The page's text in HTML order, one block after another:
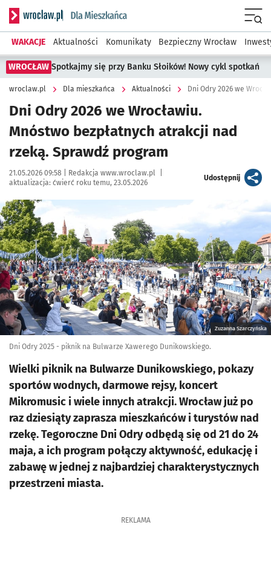
Serwis informacyjny wroclaw.pl podserwis: Dla mieszkańca
WAKACJE Aktualności Komunikaty Bezpieczny Wrocław
WROCŁAW Spotkajmy się przy Banku Słoików! Nowy cykl spotkań
wroclaw.pl Dla mieszkańca Aktualności Dni Odry 2026 we
Dni Odry 2026 we Wrocławiu.
Mnóstwo bezpłatnych atrakcji nad
rzeką. Sprawdź program
Data publikacji:
21.05.2026 09:58 | Autor:
Redakcja www.wroclaw.pl
aktualizacja: ćwierć roku temu, 23.05.2026
Udostępnijartykuł
Kliknij, aby powiększyć
Zuzanna Szarczyńska
Dni Odry 2025 - piknik na Bulwarze Xawerego Dunikowskiego.
Wielki piknik na Bulwarze Dunikowskiego, pokazy
sportów wodnych, darmowe rejsy, koncert
Mikromusic i wiele innych atrakcji. Wrocław już po
raz dziesiąty zaprasza mieszkańców i turystów nad
rzekę. Tegoroczne Dni Odry odbędą się od 21 do 24
maja, a ich program połączy aktywność, edukację i
zabawę w jednej z najbardziej charakterystycznych
przestrzeni miasta.
REKLAMA